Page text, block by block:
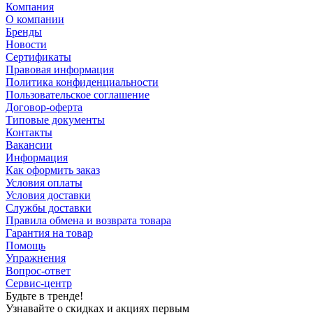
Компания
О компании
Бренды
Новости
Сертификаты
Правовая информация
Политика конфиденциальности
Пользовательское соглашение
Договор-оферта
Типовые документы
Контакты
Вакансии
Информация
Как оформить заказ
Условия оплаты
Условия доставки
Службы доставки
Правила обмена и возврата товара
Гарантия на товар
Помощь
Упражнения
Вопрос-ответ
Сервис-центр
Будьте в тренде!
Узнавайте о скидках и акциях первым